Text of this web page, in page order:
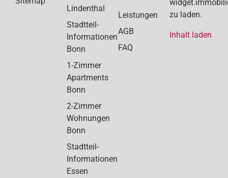
Lindenthal
Stadtteil-
Informationen
Bonn
1-Zimmer
Apartments
Bonn
2-Zimmer
Wohnungen
Bonn
Stadtteil-
Informationen
Essen
Leistungen
AGB
FAQ
zu laden.
Inhalt laden